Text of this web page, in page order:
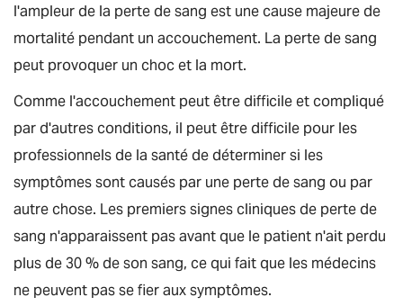
l'ampleur de la perte de sang est une cause majeure de
mortalité pendant un accouchement. La perte de sang
peut provoquer un choc et la mort.
Comme l'accouchement peut être difficile et compliqué
par d'autres conditions, il peut être difficile pour les
professionnels de la santé de déterminer si les
symptômes sont causés par une perte de sang ou par
autre chose. Les premiers signes cliniques de perte de
sang n'apparaissent pas avant que le patient n'ait perdu
plus de 30 % de son sang, ce qui fait que les médecins
ne peuvent pas se fier aux symptômes.